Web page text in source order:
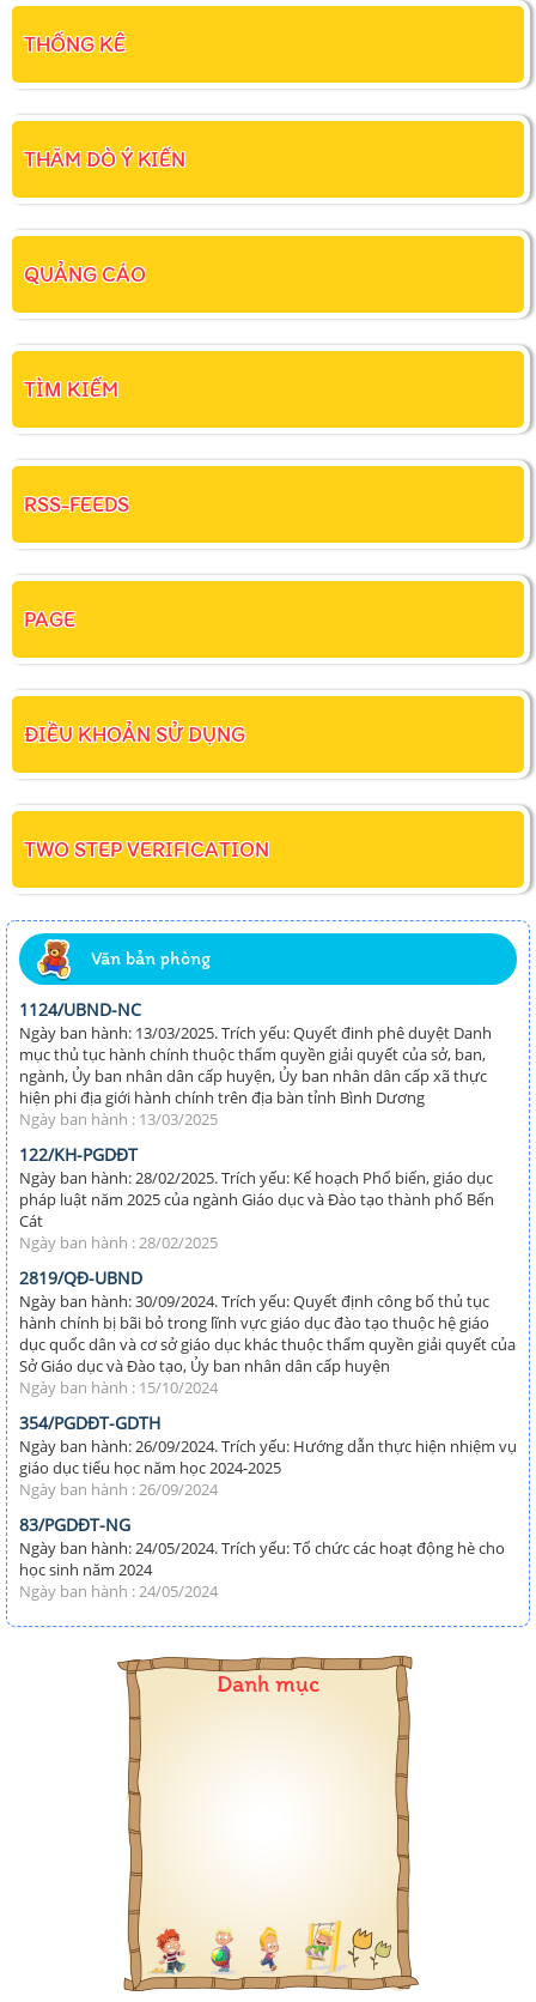
THỐNG KÊ
THĂM DÒ Ý KIẾN
QUẢNG CÁO
TÌM KIẾM
RSS-FEEDS
PAGE
ĐIỀU KHOẢN SỬ DỤNG
TWO STEP VERIFICATION
Văn bản phòng
1124/UBND-NC
Ngày ban hành: 13/03/2025. Trích yếu: Quyết đinh phê duyệt Danh
mục thủ tục hành chính thuộc thẩm quyền giải quyết của sở, ban,
ngành, Ủy ban nhân dân cấp huyện, Ủy ban nhân dân cấp xã thực
hiện phi địa giới hành chính trên địa bàn tỉnh Bình Dương
Ngày ban hành : 13/03/2025
122/KH-PGDĐT
Ngày ban hành: 28/02/2025. Trích yếu: Kế hoạch Phổ biến, giáo dục
pháp luật năm 2025 của ngành Giáo dục và Đào tạo thành phố Bến
Cát
Ngày ban hành : 28/02/2025
2819/QĐ-UBND
Ngày ban hành: 30/09/2024. Trích yếu: Quyết định công bố thủ tục
hành chính bị bãi bỏ trong lĩnh vực giáo dục đào tạo thuộc hệ giáo
dục quốc dân và cơ sở giáo dục khác thuộc thẩm quyền giải quyết của
Sở Giáo dục và Đào tạo, Ủy ban nhân dân cấp huyện
Ngày ban hành : 15/10/2024
354/PGDĐT-GDTH
Ngày ban hành: 26/09/2024. Trích yếu: Hướng dẫn thực hiện nhiệm vụ
giáo dục tiểu học năm học 2024-2025
Ngày ban hành : 26/09/2024
83/PGDĐT-NG
Ngày ban hành: 24/05/2024. Trích yếu: Tổ chức các hoạt động hè cho
học sinh năm 2024
Ngày ban hành : 24/05/2024
Danh mục